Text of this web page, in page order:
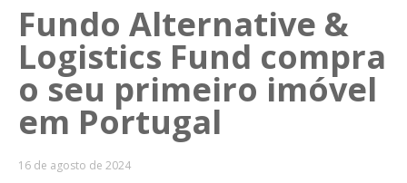
Fundo Alternative &
Logistics Fund compra
o seu primeiro imóvel
em Portugal
16 de agosto de 2024